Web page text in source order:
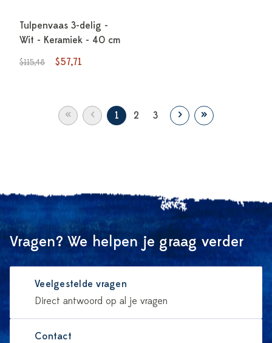
Tulpenvaas 3-delig -
Wit - Keramiek - 40 cm
$115,48 $57,71
« ‹ 1 2 3 › »
Vragen? We helpen je graag verder
Veelgestelde vragen
Direct antwoord op al je vragen
Contact